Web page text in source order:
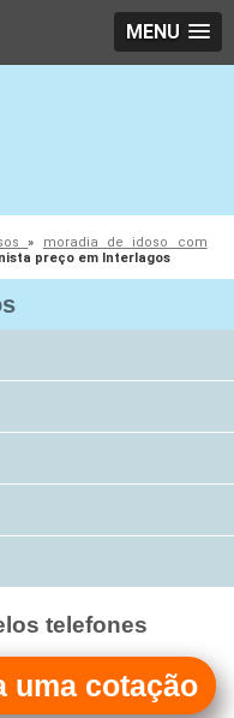
MENU
» moradia de idoso com
preço em Interlagos
telefones
uma cotação